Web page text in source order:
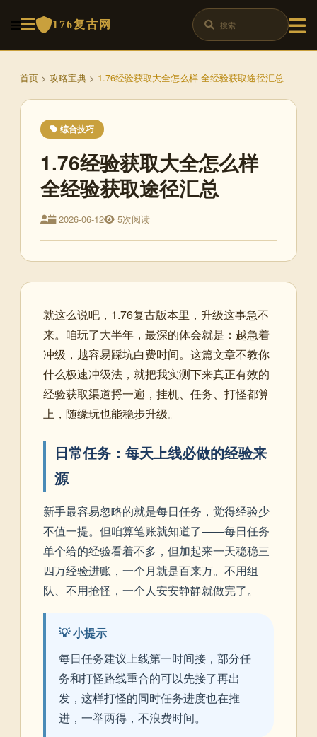
176复古网
首页 > 攻略宝典 > 1.76经验获取大全怎么样 全经验获取途径汇总
综合技巧
1.76经验获取大全怎么样
全经验获取途径汇总
2026-06-12 5次阅读
就这么说吧，1.76复古版本里，升级这事急不
来。咱玩了大半年，最深的体会就是：越急着
冲级，越容易踩坑白费时间。这篇文章不教你
什么极速冲级法，就把我实测下来真正有效的
经验获取渠道捋一遍，挂机、任务、打怪都算
上，随缘玩也能稳步升级。
日常任务：每天上线必做的经验来
源
新手最容易忽略的就是每日任务，觉得经验少
不值一提。但咱算笔账就知道了——每日任务
单个给的经验看着不多，但加起来一天稳稳三
四万经验进账，一个月就是百来万。不用组
队、不用抢怪，一个人安安静静就做完了。
💡 小提示
每日任务建议上线第一时间接，部分任
务和打怪路线重合的可以先接了再出
发，这样打怪的同时任务进度也在推
进，一举两得，不浪费时间。